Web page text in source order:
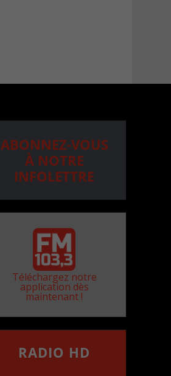
ABONNEZ-VOUS
À NOTRE
INFOLETTRE
Téléchargez notre
application dès
maintenant !
RADIO HD